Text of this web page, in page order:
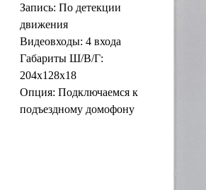
Запись: По детекции
движения
Видеовходы: 4 входа
Габариты Ш/В/Г:
204x128x18
Опция: Подключаемся к
подъездному домофону